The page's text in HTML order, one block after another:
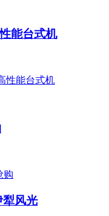
能台式机
犁风光